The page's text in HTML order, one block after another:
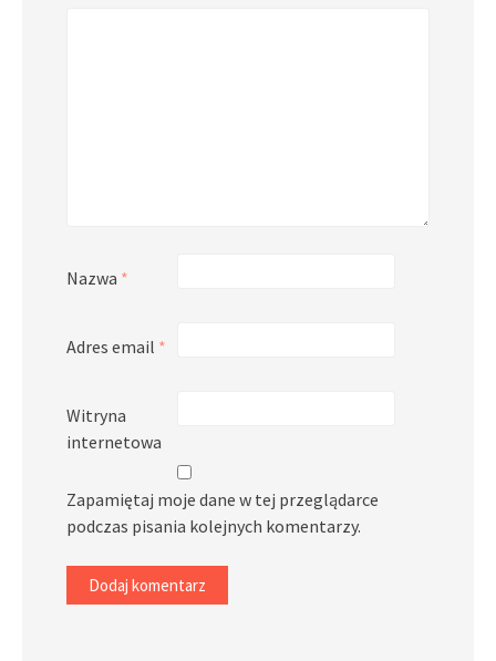
Nazwa *
Adres email *
Witryna
internetowa
Zapamiętaj moje dane w tej przeglądarce
podczas pisania kolejnych komentarzy.